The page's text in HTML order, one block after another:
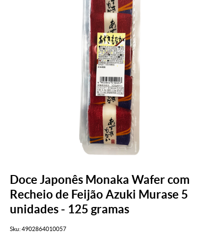
Doce Japonês Monaka Wafer com
Recheio de Feijão Azuki Murase 5
unidades - 125 gramas
Sku:4902864010057